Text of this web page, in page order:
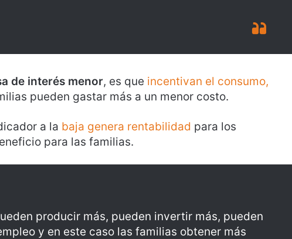
de interés menor, es que incentivan el consumo,
pueden gastar más a un menor costo.
a la baja genera rentabilidad para los
para las familias.
producir más, pueden invertir más, pueden
y en este caso las familias obtener más